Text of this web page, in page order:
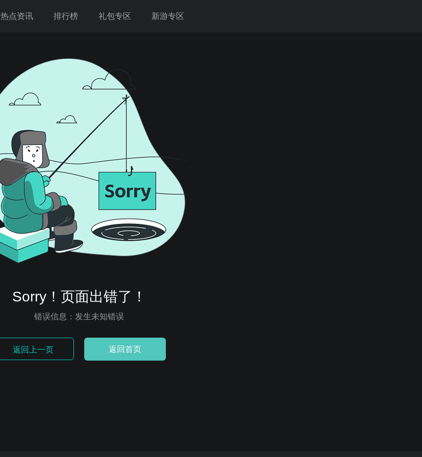
热点资讯 排行榜 礼包专区 新游专区
Sorry！页面出错了！
错误信息：发生未知错误
返回上一页 返回首页